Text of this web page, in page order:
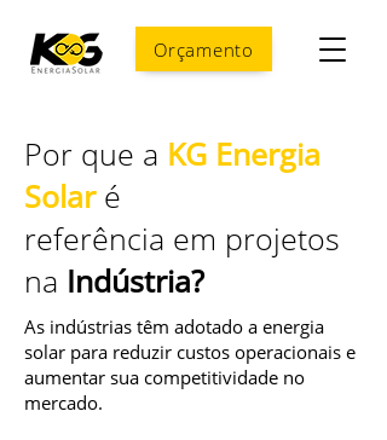
Orçamento
Por que a KG Energia
Solaré
referência em projetos
na Indústria?
As indústrias têm adotado a energia
solar para reduzir custos operacionais e
aumentar sua competitividade no
mercado.